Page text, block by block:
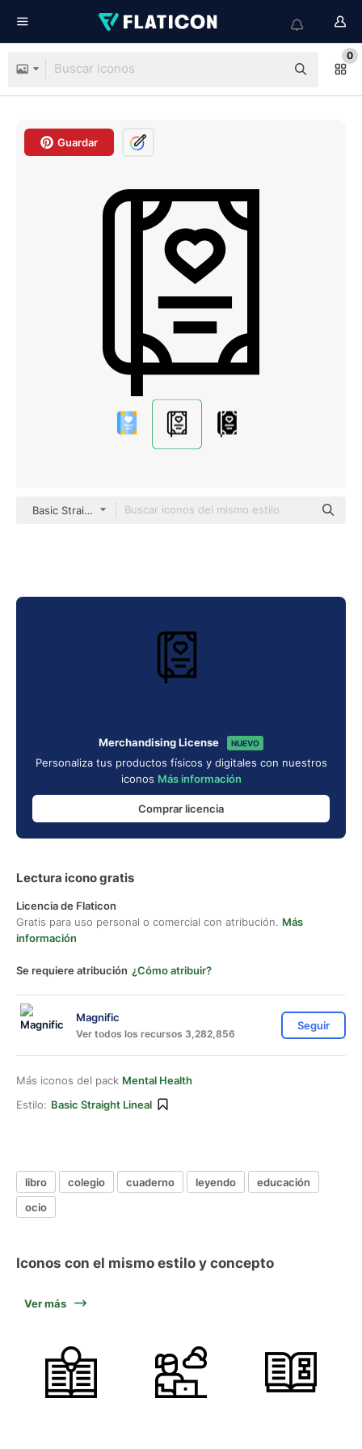
0
Guardar
Basic Straight Lineal
Merchandising License NUEVO
Personaliza tus productos físicos y digitales con nuestros
iconos Más información
Comprar licencia
Lectura icono gratis
Licencia de Flaticon
Gratis para uso personal o comercial con atribución. Más
información
Se requiere atribución ¿Cómo atribuir?
Magnific
Ver todos los recursos 3,282,856
Seguir
Más iconos del pack Mental Health
Estilo: Basic Straight Lineal
libro colegio cuaderno leyendo
educación
ocio
Iconos con el mismo estilo y concepto
Ver más